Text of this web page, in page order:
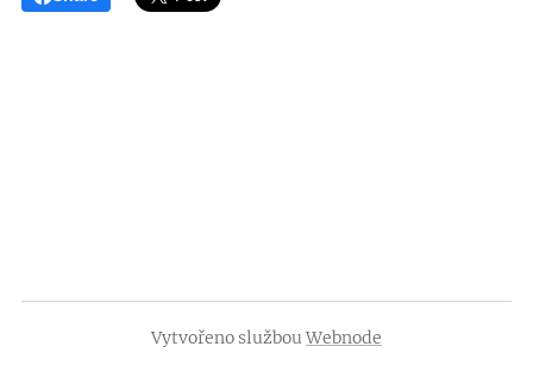
Vytvořeno službouWebnode